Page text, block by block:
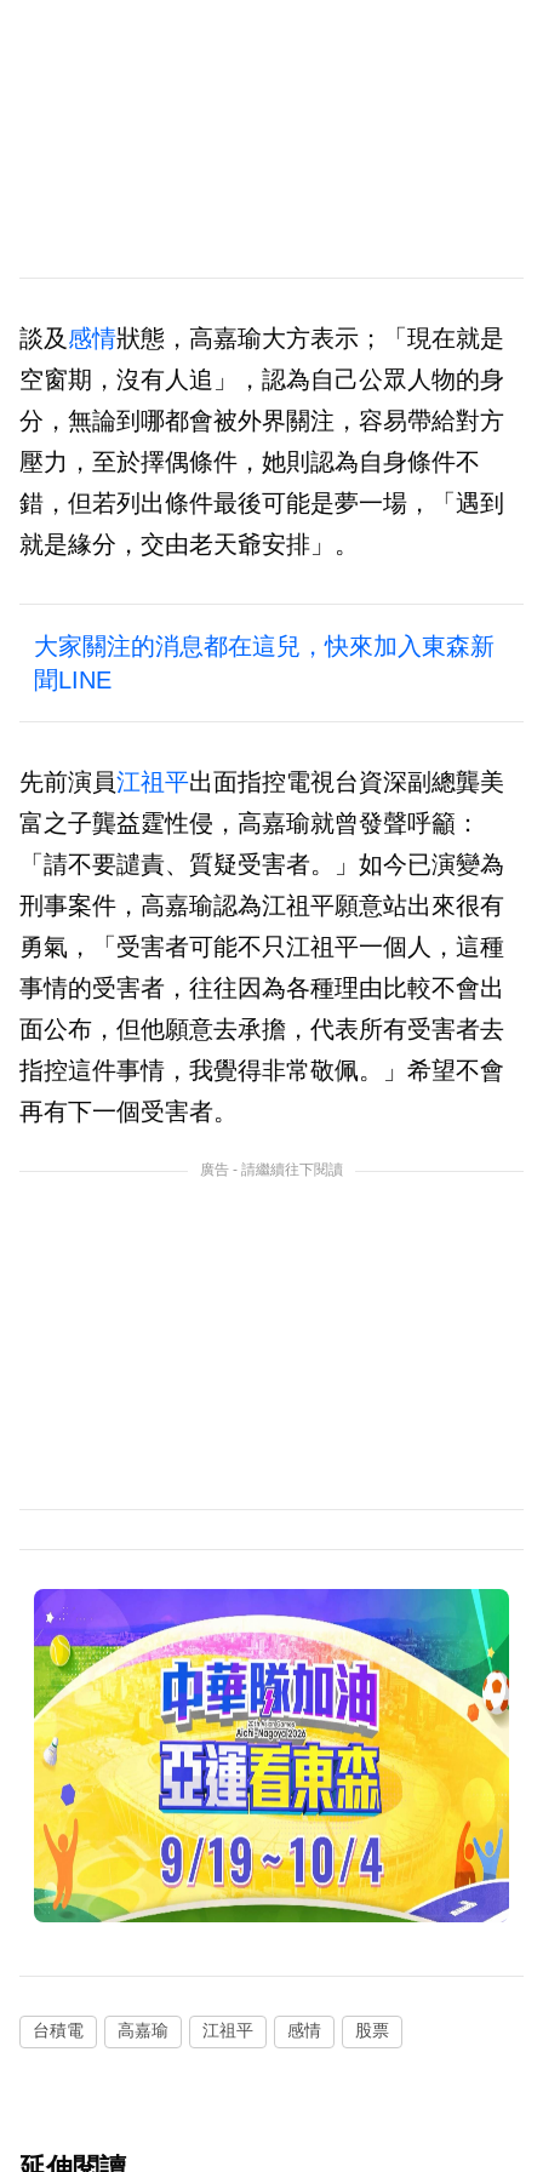
談及 感情狀態，高嘉瑜大方表示；「現在就是
空窗期，沒有人追」，認為自己公眾人物的身
分，無論到哪都會被外界關注，容易帶給對方
壓力，至於擇偶條件，她則認為自身條件不
錯，但若列出條件最後可能是夢一場，「遇到
就是緣分，交由老天爺安排」。
大家關注的消息都在這兒，快來加入東森新
聞LINE
先前演員江祖平出面指控電視台資深副總龔美
富之子龔益霆性侵，高嘉瑜就曾發聲呼籲：
「請不要譴責、質疑受害者。」如今已演變為
刑事案件，高嘉瑜認為江祖平願意站出來很有
勇氣，「受害者可能不只江祖平一個人，這種
事情的受害者，往往因為各種理由比較不會出
面公布，但他願意去承擔，代表所有受害者去
指控這件事情，我覺得非常敬佩。」希望不會
再有下一個受害者。
廣告 - 請繼續往下閱讀
台積電 高嘉瑜 江祖平 感情 股票